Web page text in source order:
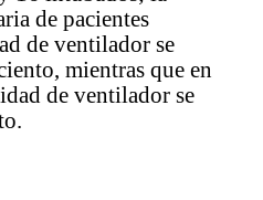
de pacientes
de ventilador se
mientras que en
de ventilador se